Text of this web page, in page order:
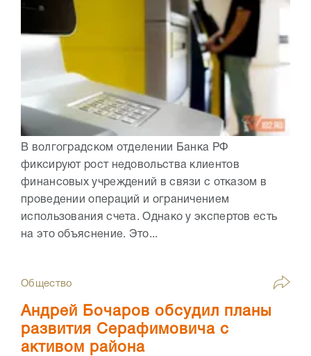
В волгоградском отделении Банка РФ
фиксируют рост недовольства клиентов
финансовых учреждений в связи с отказом в
проведении операций и ограничением
использования счета. Однако у экспертов есть
на это объяснение. Это...
Общество
Андрей Бочаров обсудил планы
развития Серафимовича с
активом района